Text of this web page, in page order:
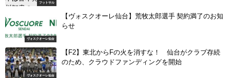
フットサル
ヴォスクオーレ仙台
【ヴォスクオーレ仙台】荒牧太郎選手 契約満了のお知
らせ
ヴォスクオーレ仙台
【F2】東北からFの火を消すな！ 仙台がクラブ存続
のため、クラウドファンディングを開始